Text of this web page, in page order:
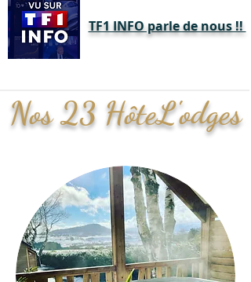
TF1 INFO parle de nous !!
Nos 23 HôteL'odges